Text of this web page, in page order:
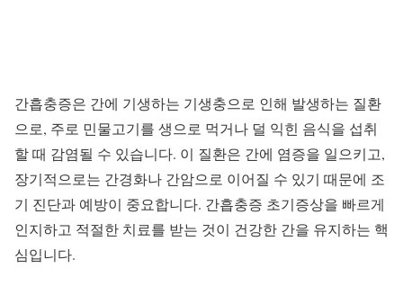
간흡충증은 간에 기생하는 기생충으로 인해 발생하는 질환
으로, 주로 민물고기를 생으로 먹거나 덜 익힌 음식을 섭취
할 때 감염될 수 있습니다. 이 질환은 간에 염증을 일으키고,
장기적으로는 간경화나 간암으로 이어질 수 있기 때문에 조
기 진단과 예방이 중요합니다. 간흡충증 초기증상을 빠르게
인지하고 적절한 치료를 받는 것이 건강한 간을 유지하는 핵
심입니다.